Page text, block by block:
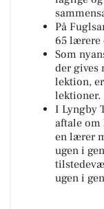
På
65 lærere
Som
der gives
lektion,
lektioner.
I Lyngby
aftale om
en lærer
ugen i
ugen i